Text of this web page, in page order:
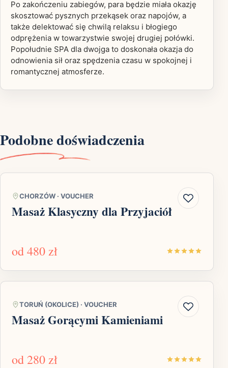
Po zakończeniu zabiegów, para będzie miała okazję
skosztować pysznych przekąsek oraz napojów, a
także delektować się chwilą relaksu i błogiego
odprężenia w towarzystwie swojej drugiej połówki.
Popołudnie SPA dla dwojga to doskonała okazja do
odnowienia sił oraz spędzenia czasu w spokojnej i
romantycznej atmosferze.
Podobne doświadczenia
CHORZÓW · VOUCHER
Masaż Klasyczny dla Przyjaciół
od480 zł
TORUŃ (OKOLICE) · VOUCHER
Masaż Gorącymi Kamieniami
od 280 zł